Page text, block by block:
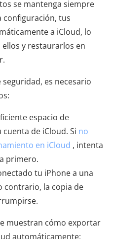
se mantenga siempre
configuración, tus
a iCloud, lo
y restaurarlos en
es necesario
espacio de
de iCloud. Si no
en iCloud , intenta
primero.
tu iPhone a una
contrario, la copia de
muestran cómo exportar
automáticamente: